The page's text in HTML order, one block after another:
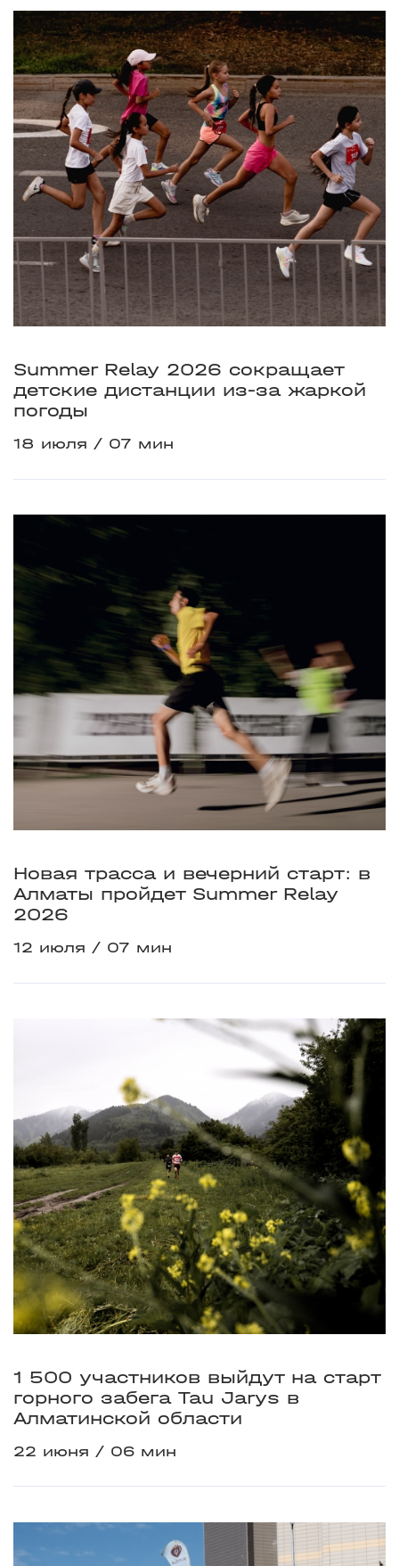
Summer Relay 2026 сокращает
детские дистанции из-за жаркой
погоды
18 июля 07 мин
Новая трасса и вечерний старт: в
Алматы пройдет Summer Relay
2026
12 июля 07 мин
1 500 участников выйдут на старт
горного забега Tau Jarys в
Алматинской области
22 июня 06 мин